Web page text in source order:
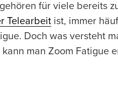
für viele bereits
Telearbeit ist, immer
Doch was versteht
man Zoom Fatigue